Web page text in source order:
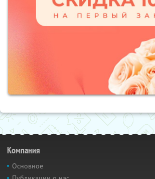
Компания
Основное